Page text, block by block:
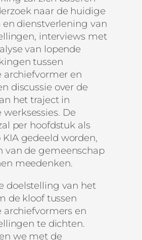
naar de huidige
dienstverlening van
interviews met
van lopende
tussen
archiefvormer en
discussie over de
het traject in
De
per hoofdstuk als
gedeeld worden,
van de gemeenschap
meedenken.
doelstelling van het
de kloof tussen
archiefvormers en
te dichten.
we met de